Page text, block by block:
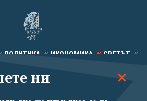
ПОЛИТИКА ИКОНОМИКА СВЕТЪТ
ТЕХНОЛОГИИ КАЛЕЙДОСКОП
ни